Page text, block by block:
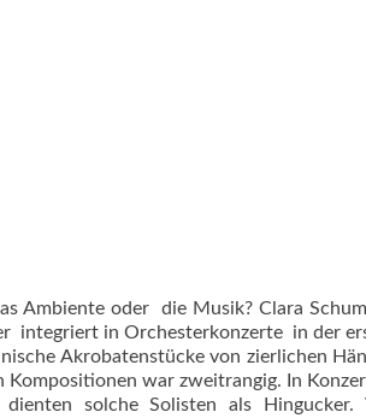
Ambiente oder  die Musik? Clara
integriert in Orchesterkonzerte  in der
Akrobatenstücke von zierlichen
Kompositionen war zweitrangig. In
solche Solisten als Hingucker.